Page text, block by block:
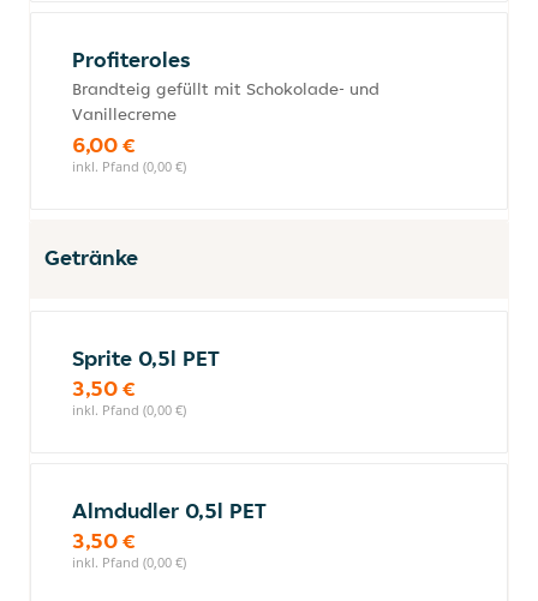
Profiteroles
Brandteig gefüllt mit Schokolade- und
Vanillecreme
6,00 €
inkl. Pfand (0,00 €)
Getränke
Sprite 0,5l PET
3,50 €
inkl. Pfand (0,00 €)
Almdudler 0,5l PET
3,50 €
inkl. Pfand (0,00 €)